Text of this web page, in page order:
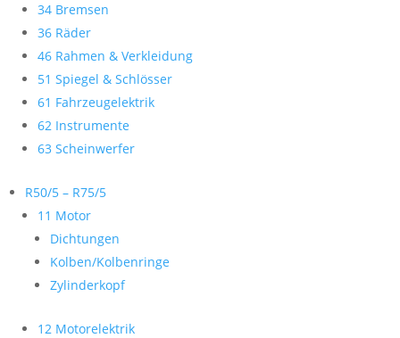
34 Bremsen
36 Räder
46 Rahmen & Verkleidung
51 Spiegel & Schlösser
61 Fahrzeugelektrik
62 Instrumente
63 Scheinwerfer
R50/5 – R75/5
11 Motor
Dichtungen
Kolben/Kolbenringe
Zylinderkopf
12 Motorelektrik